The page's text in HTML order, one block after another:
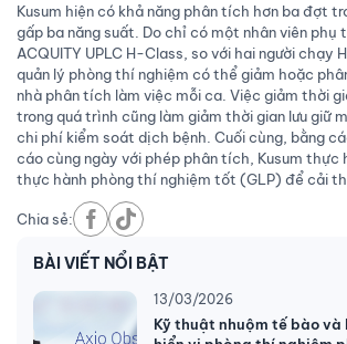
Kusum hiện có khả năng phân tích hơn ba đợt
gấp ba năng suất. Do chỉ có một nhân viên phụ
ACQUITY UPLC H-Class, so với hai người chạy
quản lý phòng thí nghiệm có thể giảm hoặc
nhà phân tích làm việc mỗi ca. Việc giảm thời
trong quá trình cũng làm giảm thời gian lưu giữ
chi phí kiểm soát dịch bệnh. Cuối cùng, bằng
cáo cùng ngày với phép phân tích, Kusum thực
thực hành phòng thí nghiệm tốt (GLP) để cải
Chia sẻ:
BÀI VIẾT NỔI BẬT
13/03/2026
Kỹ thuật nhuộm tế bào và